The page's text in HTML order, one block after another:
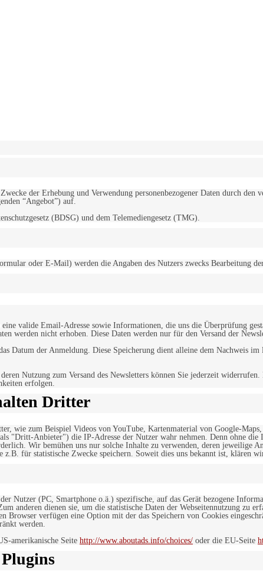
der Erhebung und Verwendung personenbezogener Daten durch
“Angebot”) auf.
(BDSG) und dem Telemediengesetz (TMG).
oder E-Mail) werden die Angaben des Nutzers zwecks Bearbeitung
valide Email-Adresse sowie Informationen, die uns die Überprüfung
werden nicht erhoben. Diese Daten werden nur für den Versand der
Datum der Anmeldung. Diese Speicherung dient alleine dem Nachweis
Nutzung zum Versand des Newsletters können Sie jederzeit
erfolgen.
Dritter
wie zum Beispiel Videos von YouTube, Kartenmaterial von Google-
"Dritt-Anbieter") die IP-Adresse der Nutzer wahr nehmen. Denn ohne
Wir bemühen uns nur solche Inhalte zu verwenden, deren jeweilige
für statistische Zwecke speichern. Soweit dies uns bekannt ist, klären
Nutzer (PC, Smartphone o.ä.) spezifische, auf das Gerät bezogene
anderen dienen sie, um die statistische Daten der Webseitennutzung zu
Browser verfügen eine Option mit der das Speichern von Cookies
werden.
amerikanische Seite http://www.aboutads.info/choices/ oder die EU-Seite